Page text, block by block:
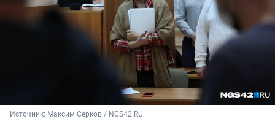
Источник: Максим Серков / NGS42.RU